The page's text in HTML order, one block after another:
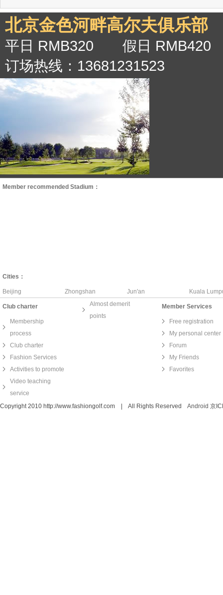
北京金色河畔高尔夫俱乐部
平日 RMB320 假日 RMB420
订场热线：13681231523
Member recommended Stadium：
Cities：
Beijing Zhongshan Jun'an Kuala
Club charter
Membership
process
Club charter
Fashion Services
Activities to promote
Video teaching
service
Almost demerit
points
Member Services
Free registration
My personal center
Forum
My Friends
Favorites
Copyright 2010 http://www.fashiongolf.com | All Rights Reserved Android 京